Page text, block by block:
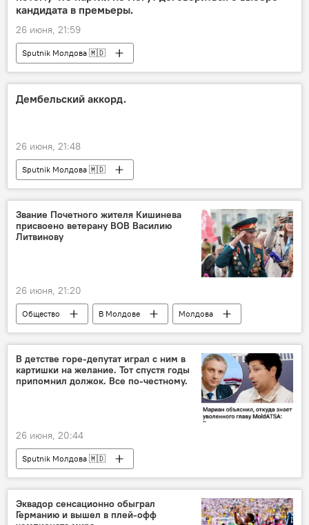
кандидата в премьеры.
26 июня, 21:59
Sputnik Молдова 🇲🇩
Дембельский аккорд.
26 июня, 21:48
Sputnik Молдова 🇲🇩
Звание Почетного жителя Кишинева
присвоено ветерану ВОВ Василию
Литвинову
26 июня, 21:20
Общество В Молдове
Молдова
ветеран
Кишинев
В детстве горе-депутат играл с ним в
картишки на желание. Тот спустя годы
припомнил должок. Все по-честному.
26 июня, 20:44
Sputnik Молдова 🇲🇩
Эквадор сенсационно обыграл
Германию и вышел в плей-офф